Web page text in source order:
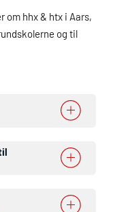
om hhx& htx i Aars,
og til